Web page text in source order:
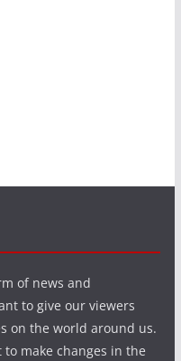
of news and
to give our viewers
on the world around us.
make changes in the